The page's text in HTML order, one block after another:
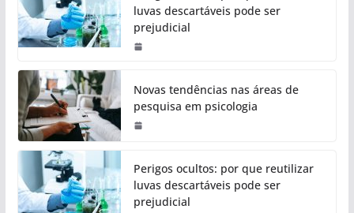
luvas descartáveis pode ser
prejudicial
Novas tendências nas áreas de
pesquisa em psicologia
Perigos ocultos: por que reutilizar
luvas descartáveis pode ser
prejudicial